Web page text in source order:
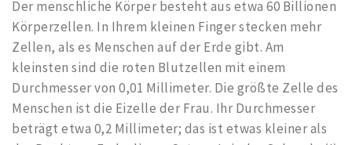
Der menschliche Körper besteht aus etwa 60 Billionen
Körperzellen. In Ihrem kleinen Finger stecken mehr
Zellen, als es Menschen auf der Erde gibt. Am
kleinsten sind die roten Blutzellen mit einem
Durchmesser von 0,01 Millimeter. Die größte Zelle des
Menschen ist die Eizelle der Frau. Ihr Durchmesser
beträgt etwa 0,2 Millimeter; das ist etwas kleiner als